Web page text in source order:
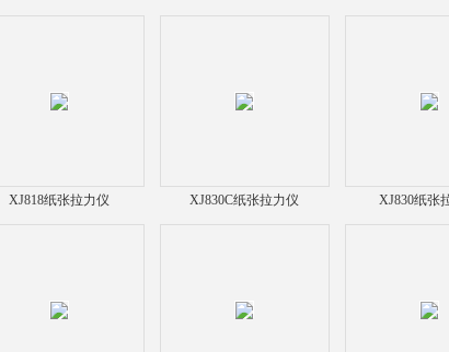
XJ818纸张拉力仪 XJ830C纸张拉力仪 XJ830纸张